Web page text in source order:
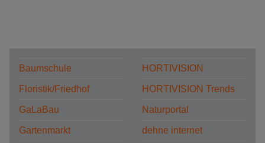
Baumschule
Floristik/Friedhof
GaLaBau
Gartenmarkt
HORTIVISION
HORTIVISION Trends
Naturportal
dehne internet